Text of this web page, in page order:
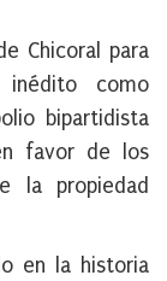
Chicoral para
como
bipartidista
favor de los
la propiedad
en la historia